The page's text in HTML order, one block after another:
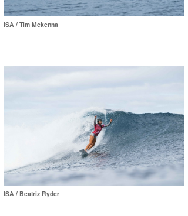
ISA / Tim Mckenna
ISA / Beatriz Ryder